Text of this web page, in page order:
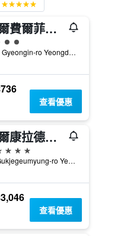
首爾費爾菲爾德萬豪酒店
評級
870, Gyeongin-ro Yeongdeungpo-gu, 首爾, 韓國
查看優惠
首爾康拉德酒店
10 Gukjegeumyung-ro Yeouido, 首爾, 韓國
查看優惠